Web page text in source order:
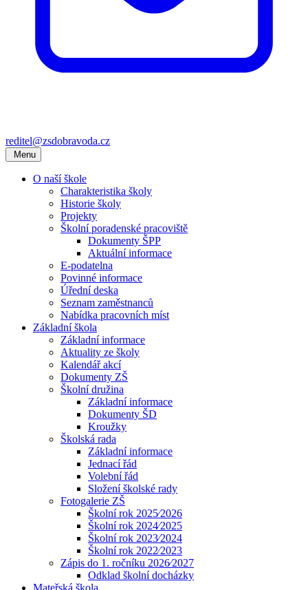
reditel@zsdobravoda.cz
Menu
O naší škole
Charakteristika školy
Historie školy
Projekty
Školní poradenské pracoviště
Dokumenty ŠPP
Aktuální informace
E-podatelna
Povinné informace
Úřední deska
Seznam zaměstnanců
Nabídka pracovních míst
Základní škola
Základní informace
Aktuality ze školy
Kalendář akcí
Dokumenty ZŠ
Školní družina
Základní informace
Dokumenty ŠD
Kroužky
Školská rada
Základní informace
Jednací řád
Volební řád
Složení školské rady
Fotogalerie ZŠ
Školní rok 2025⁄2026
Školní rok 2024⁄2025
Školní rok 2023⁄2024
Školní rok 2022⁄2023
Zápis do 1. ročníku 2026⁄2027
Odklad školní docházky
Mateřská škola